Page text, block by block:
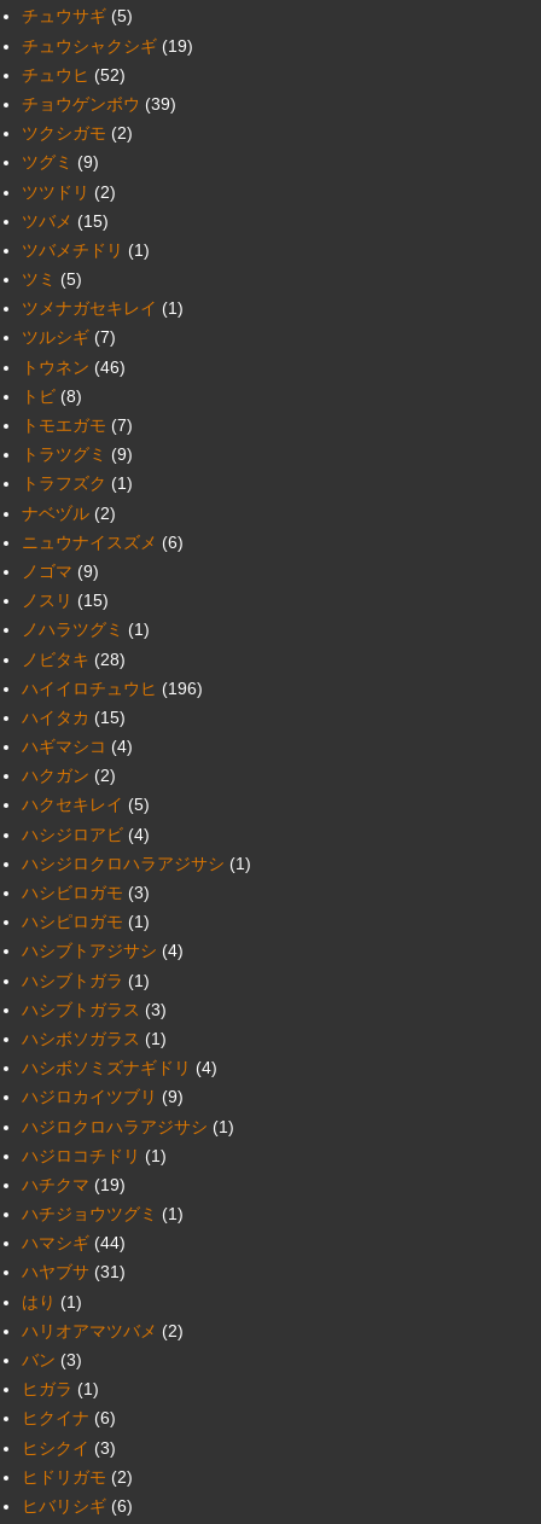
チュウサギ (5)
チュウシャクシギ (19)
チュウヒ (52)
チョウゲンボウ (39)
ツクシガモ (2)
ツグミ (9)
ツツドリ (2)
ツバメ (15)
ツバメチドリ (1)
ツミ (5)
ツメナガセキレイ (1)
ツルシギ (7)
トウネン (46)
トビ (8)
トモエガモ (7)
トラツグミ (9)
トラフズク (1)
ナベヅル (2)
ニュウナイスズメ (6)
ノゴマ (9)
ノスリ (15)
ノハラツグミ (1)
ノビタキ (28)
ハイイロチュウヒ (196)
ハイタカ (15)
ハギマシコ (4)
ハクガン (2)
ハクセキレイ (5)
ハシジロアビ (4)
ハシジロクロハラアジサシ (1)
ハシビロガモ (3)
ハシピロガモ (1)
ハシブトアジサシ (4)
ハシブトガラ (1)
ハシブトガラス (3)
ハシボソガラス (1)
ハシボソミズナギドリ (4)
ハジロカイツブリ (9)
ハジロクロハラアジサシ (1)
ハジロコチドリ (1)
ハチクマ (19)
ハチジョウツグミ (1)
ハマシギ (44)
ハヤブサ (31)
はり (1)
ハリオアマツバメ (2)
バン (3)
ヒガラ (1)
ヒクイナ (6)
ヒシクイ (3)
ヒドリガモ (2)
ヒバリシギ (6)